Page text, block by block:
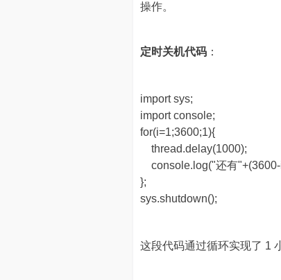
操作。
定时关机代码 ：
import sys;
import console;
for(i=1;3600;1){
thread.delay(1000);
console.log("还有
};
sys.shutdown();
这段代码通过循环实现了 1